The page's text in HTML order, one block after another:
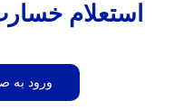
استعلام
ورود به